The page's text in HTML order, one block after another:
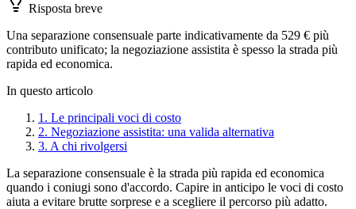
Risposta breve
Una separazione consensuale parte indicativamente da 529 € più
contributo unificato; la negoziazione assistita è spesso la strada più
rapida ed economica.
In questo articolo
1 . Le principali voci di costo
2. Negoziazione assistita: una valida alternativa
3. A chi rivolgersi
La separazione consensuale è la strada più rapida ed economica
quando i coniugi sono d'accordo. Capire in anticipo le voci di costo
aiuta a evitare brutte sorprese e a scegliere il percorso più adatto.